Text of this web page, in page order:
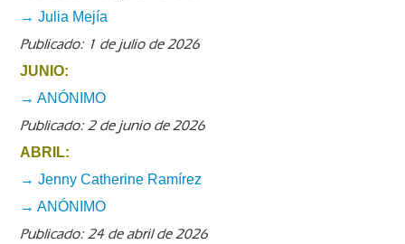
→ Julia Mejía
Publicado: 1 de julio de 2026
JUNIO:
→ ANÓNIMO
Publicado: 2 de junio de 2026
ABRIL:
→ Jenny Catherine Ramírez
→ ANÓNIMO
Publicado: 24 de abril de 2026